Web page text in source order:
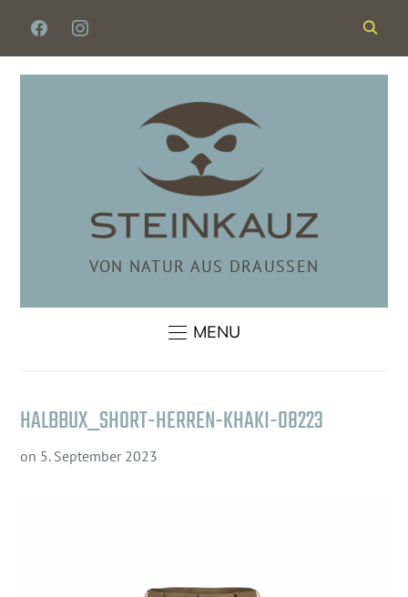
FACEBOOKINSTAGRAM
VON NATUR AUS DRAUSSEN
MENU
HALBBUX_SHORT-HERREN-KHAKI-08223
on 5. September 2023